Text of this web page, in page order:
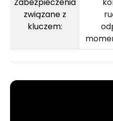
Zabezpieczenia
związane z
kluczem: